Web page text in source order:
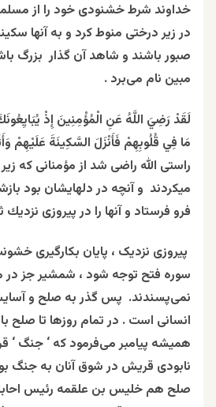
خداوند شرط خشنودی خود را از
در زیر درختی منوط کرد و به آنها
صبور باشند و شاهد آن گذار بزرگ
مبین نام می‌برد .
لَقَدْ رَضِيَ اللَّهُ عَنِ الْمُؤْمِنِينَ إِذْ
راستى الله راضی شد از مؤمنانی که
میکردند و آنچه در دلهايشان بود
فرو فرستاد و آنها را در پيروزى نزديك
پیروزی نزدیک ، پایان بکارگیری
سوره فتح توجه شود ، شمشیر جز در
نمی‌پسندند. پس گذر به صلح و
انسانی است . در تمام روزها تا صلح
همیشه پیامبر می‌فرمود که ‘ جنگ ‘
نابودی قریش در شوق آنان به جنگ
صلح هم خلیس بن علقمه رئیس